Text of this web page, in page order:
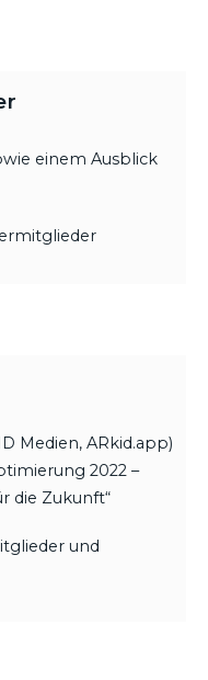
einem Ausblick
Medien, ARkid.app)
2022 –
die Zukunft“
und